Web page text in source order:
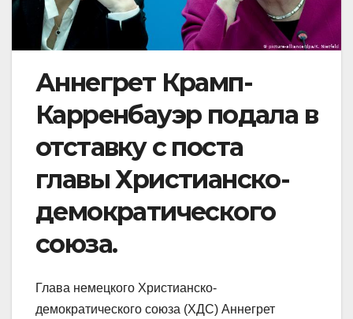
Аннегрет Крамп-
Карренбауэр подала в
отставку с поста
главы Христианско-
демократического
союза.
Глава немецкого Христианско-
демократического союза (ХДС) Аннегрет